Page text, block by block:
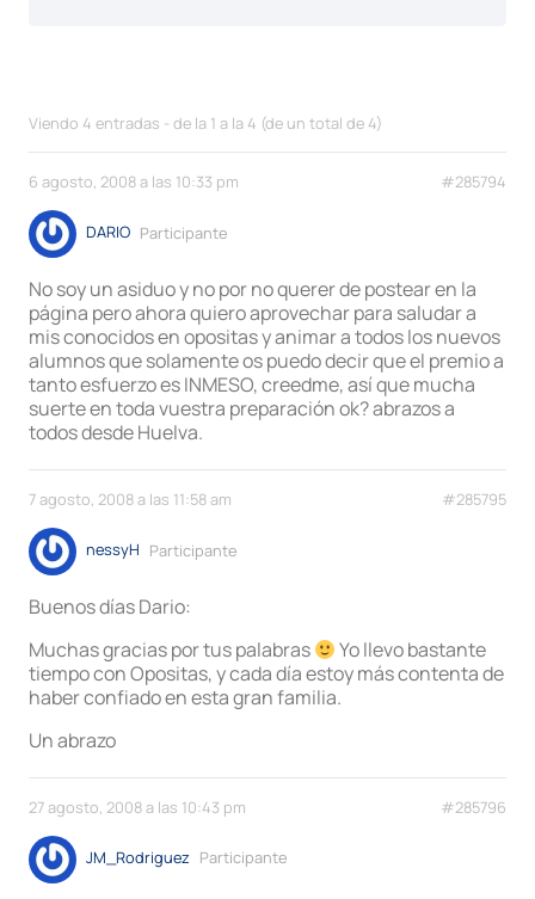
Viendo 4 entradas - de la 1 a la 4 (de un total de 4)
6 agosto, 2008 a las 10:33 pm #285794
DARIO Participante
No soy un asiduo y no por no querer de postear en la
página pero ahora quiero aprovechar para saludar a
mis conocidos en opositas y animar a todos los nuevos
alumnos que solamente os puedo decir que el premio a
tanto esfuerzo es INMESO, creedme, así que mucha
suerte en toda vuestra preparación ok? abrazos a
todos desde Huelva.
7 agosto, 2008 a las 11:58 am #285795
nessyH Participante
Buenos días Dario:
Muchas gracias por tus palabras
Yo llevo bastante
tiempo con Opositas, y cada día estoy más contenta de
haber confiado en esta gran familia.
Un abrazo
27 agosto, 2008 a las 10:43 pm #285796
JM_Rodriguez Participante